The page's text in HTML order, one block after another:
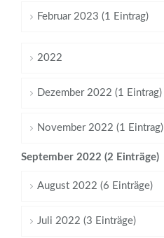
Februar 2023 (1 Eintrag)
2022
Dezember 2022 (1 Eintrag)
November 2022 (1 Eintrag)
September 2022 (2 Einträge)
August 2022 (6 Einträge)
Juli 2022 (3 Einträge)